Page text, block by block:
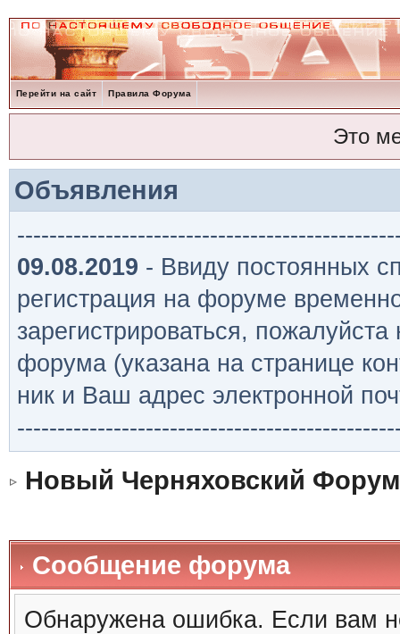
Перейти на сайт Правила Форума
Это
Объявления
09.08.2019 - Ввиду постоянных
регистрация на форуме
зарегистрироваться,
форума (указана на странице
ник и Ваш адрес электронной
Новый Черняховский Форум
Сообщение форума
Обнаружена ошибка. Если вам